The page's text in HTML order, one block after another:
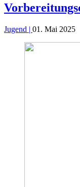
Jugend | 01. Mai 2025